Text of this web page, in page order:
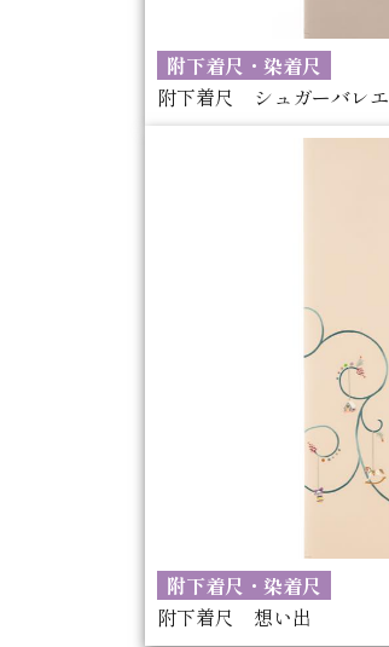
附下着尺・染着尺
附下着尺 シュガーバレエ
附下着尺・染着尺
附下着尺 想い出